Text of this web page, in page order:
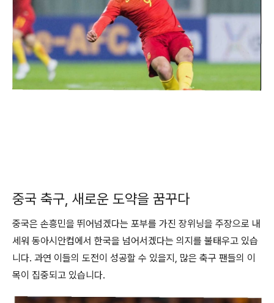
중국 축구, 새로운 도약을 꿈꾸다
중국은 손흥민을 뛰어넘겠다는 포부를 가진 장위닝을 주장으로 내
세워 동아시안컵에서 한국을 넘어서겠다는 의지를 불태우고 있습
니다. 과연 이들의 도전이 성공할 수 있을지, 많은 축구 팬들의 이
목이 집중되고 있습니다.